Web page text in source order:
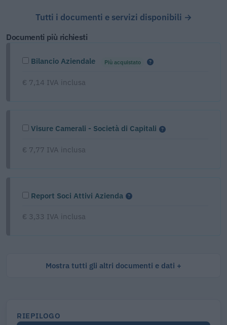
Tutti i documenti e servizi disponibili →
Documenti più richiesti
Bilancio Aziendale Più acquistato
€ 7,14 IVA inclusa
Visure Camerali - Società di Capitali
€ 7,77 IVA inclusa
Report Soci Attivi Azienda
€ 3,33 IVA inclusa
Mostra tutti gli altri documenti e dati
RIEPILOGO